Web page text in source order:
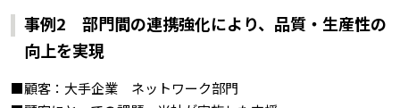
事例2 部門間の連携強化により、品質・生産性の
向上を実現
■顧客：大手企業 ネットワーク部門